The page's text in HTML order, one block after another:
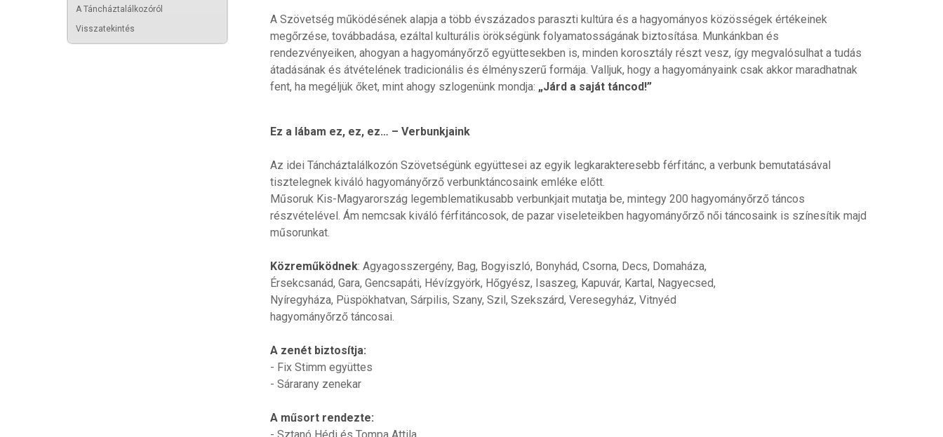
A Táncháztalálkozóról
Visszatekintés
A Szövetség működésének alapja a több évszázados paraszti kultúra és a hagyományos közösségek értékeinek
megőrzése, továbbadása, ezáltal kulturális örökségünk folyamatosságának biztosítása. Munkánkban és
rendezvényeiken, ahogyan a hagyományőrző együttesekben is, minden korosztály részt vesz, így megvalósulhat a tudás
átadásának és átvételének tradicionális és élményszerű formája. Valljuk, hogy a hagyományaink csak akkor maradhatnak
fent, ha megéljük őket, mint ahogy szlogenünk mondja: „Járd a saját táncod!”
Ez a lábam ez, ez, ez… – Verbunkjaink
Az idei Táncháztalálkozón Szövetségünk együttesei az egyik legkarakteresebb férfitánc, a verbunk bemutatásával
tisztelegnek kiváló hagyományőrző verbunktáncosaink emléke előtt.
Műsoruk Kis-Magyarország legemblematikusabb verbunkjait mutatja be, mintegy 200 hagyományőrző táncos
részvételével. Ám nemcsak kiváló férfitáncosok, de pazar viseleteikben hagyományőrző női táncosaink is színesítik majd
műsorunkat.
Közreműködnek: Agyagosszergény, Bag, Bogyiszló, Bonyhád, Csorna, Decs, Domaháza,
Érsekcsanád, Gara, Gencsapáti, Hévízgyörk, Hőgyész, Isaszeg, Kapuvár, Kartal, Nagyecsed,
Nyíregyháza, Püspökhatvan, Sárpilis, Szany, Szil, Szekszárd, Veresegyház, Vitnyéd
hagyományőrző táncosai.
A zenét biztosítja:
- Fix Stimm együttes
- Sárarany zenekar
A műsort rendezte: